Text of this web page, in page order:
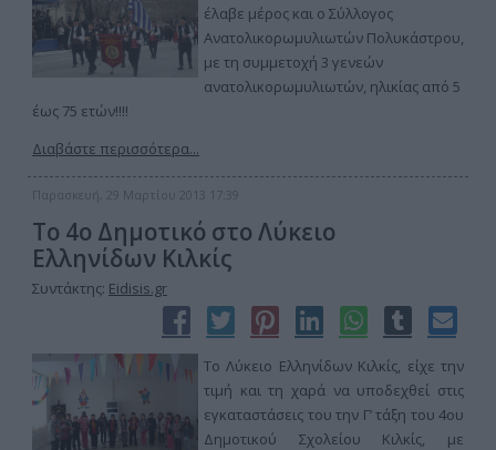
έλαβε μέρος και ο Σύλλογος
Ανατολικορωμυλιωτών Πολυκάστρου,
με τη συμμετοχή 3 γενεών
ανατολικορωμυλιωτών, ηλικίας από 5
έως 75 ετών!!!!
Διαβάστε περισσότερα...
Παρασκευή, 29 Μαρτίου 2013 17:39
Το 4ο Δημοτικό στο Λύκειο
Ελληνίδων Κιλκίς
Συντάκτης: Eidisis.gr
Το Λύκειο Ελληνίδων Κιλκίς, είχε την
τιμή και τη χαρά να υποδεχθεί στις
εγκαταστάσεις του την Γ’ τάξη του 4ου
Δημοτικού Σχολείου Κιλκίς, με